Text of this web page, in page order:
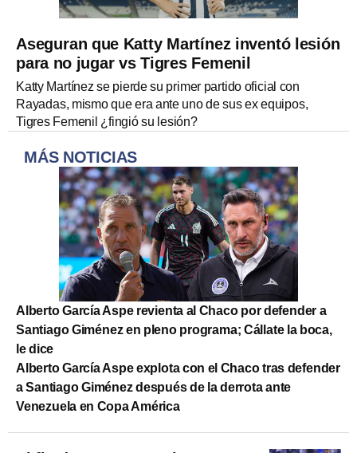
Aseguran que Katty Martínez inventó lesión
para no jugar vs Tigres Femenil
Katty Martínez se pierde su primer partido oficial con
Rayadas, mismo que era ante uno de sus ex equipos,
Tigres Femenil ¿fingió su lesión?
MÁS NOTICIAS
Alberto García Aspe revienta al Chaco por defender a
Santiago Giménez en pleno programa; Cállate la boca,
le dice
Alberto García Aspe explota con el Chaco tras defender
a Santiago Giménez después de la derrota ante
Venezuela en Copa América